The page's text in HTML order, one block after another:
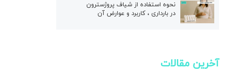
نحوه استفاده از شیاف پروژسترون
در بارداری ، کاربرد و عوارض آن
آخرین مقالات